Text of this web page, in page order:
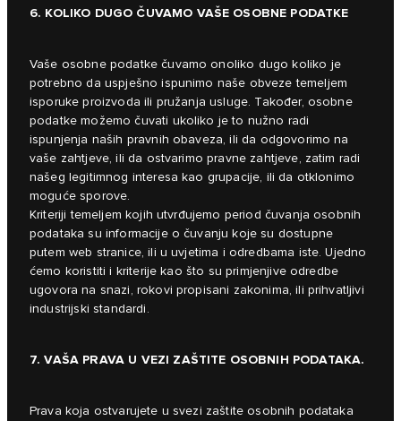
6. KOLIKO DUGO ČUVAMO VAŠE OSOBNE PODATKE
Vaše osobne podatke čuvamo onoliko dugo koliko je
potrebno da uspješno ispunimo naše obveze temeljem
isporuke proizvoda ili pružanja usluge. Također, osobne
podatke možemo čuvati ukoliko je to nužno radi
ispunjenja naših pravnih obaveza, ili da odgovorimo na
vaše zahtjeve, ili da ostvarimo pravne zahtjeve, zatim radi
našeg legitimnog interesa kao grupacije, ili da otklonimo
moguće sporove.
Kriteriji temeljem kojih utvrđujemo period čuvanja osobnih
podataka su informacije o čuvanju koje su dostupne
putem web stranice, ili u uvjetima i odredbama iste. Ujedno
ćemo koristiti i kriterije kao što su primjenjive odredbe
ugovora na snazi, rokovi propisani zakonima, ili prihvatljivi
industrijski standardi.
7. VAŠA PRAVA U VEZI ZAŠTITE OSOBNIH PODATAKA.
Prava koja ostvarujete u svezi zaštite osobnih podataka